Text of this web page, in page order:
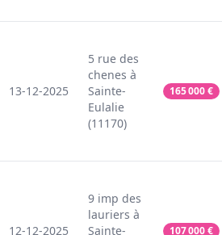
13-12-2025
5 rue des
chenes à
Sainte-
Eulalie
(11170)
165 000€
12-12-2025
9 imp des
lauriers à
Sainte-
107 000€